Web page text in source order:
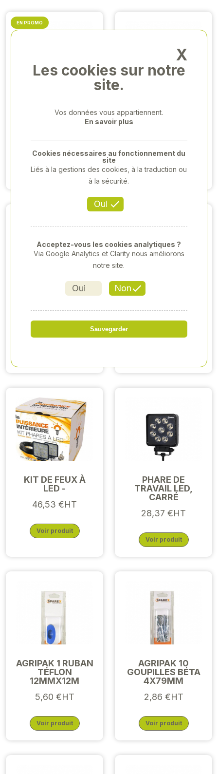
700 + 350
Voir produit
EN PROMO
ETANCHE
Voir produit
AGRIPAK 5
8MM (RONDES)
AGRIPAK 2
SÉCURITÉ 10MM
KIT DE FEUX À
LED -
46,53 €HT
Voir produit
PHARE DE
TRAVAIL LED,
CARRÉ
28,37 €HT
Voir produit
AGRIPAK 1 RUBAN
TÉFLON
12MMX12M
5,60 €HT
Voir produit
AGRIPAK 10
GOUPILLES BÉTA
4X79MM
2,86 €HT
Voir produit
X
Les cookies sur notre
site.
Vos données vous appartiennent.
En savoir plus
Oui
Cookies nécessaires au fonctionnement du
site
Liés à la gestions des cookies, à la traduction ou
à la sécurité.
Oui Non
Acceptez-vous les cookies analytiques ?
Via Google Analytics et Clarity nous améliorons
notre site.
Sauvegarder